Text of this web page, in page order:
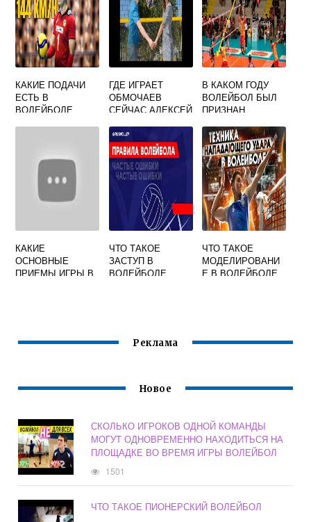
КАКИЕ ПОДАЧИ
ЕСТЬ В
ВОЛЕЙБОЛЕ
ГДЕ ИГРАЕТ
ОБМОЧАЕВ
СЕЙЧАС АЛЕКСЕЙ
В КАКОМ ГОДУ
ВОЛЕЙБОЛ БЫЛ
ПРИЗНАН
ВИДОМ СПОРТА
КАКИЕ
ОСНОВНЫЕ
ПРИЕМЫ ИГРЫ В
ЧТО ТАКОЕ
ЗАСТУП В
ВОЛЕЙБОЛЕ
ЧТО ТАКОЕ
МОДЕЛИРОВАНИ
Е В ВОЛЕЙБОЛЕ
Реклама
Новое
СКОЛЬКО ИГРОКОВ ОДНОЙ КОМАНДЫ
МОГУТ ОДНОВРЕМЕННО НАХОДИТЬСЯ НА
ПЛОЩАДКЕ ВО ВРЕМЯ ИГРЫ ВОЛЕЙБОЛ
1501
ЧТО ТАКОЕ ПИОНЕРСКИЙ ВОЛЕЙБОЛ